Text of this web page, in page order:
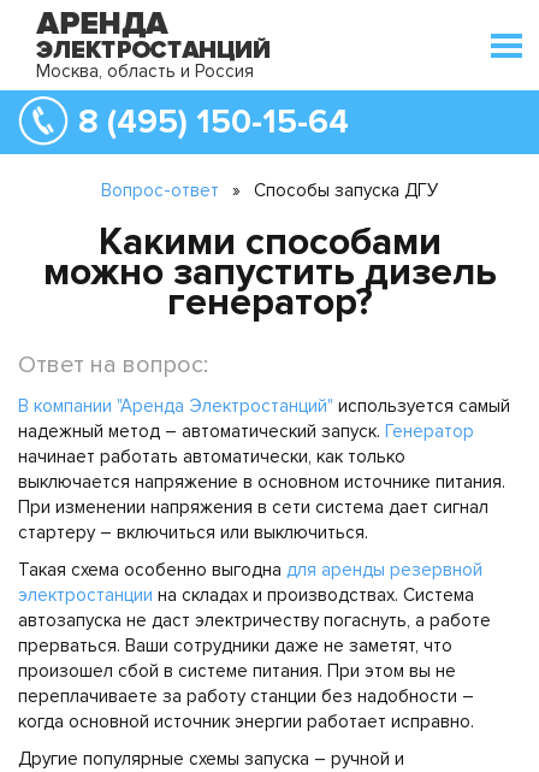
Москва, область и Россия
8 (495) 150-15-64
Вопрос-ответ » Способы запуска ДГУ
Какими способами
можно запустить дизель
генератор?
Ответ на вопрос:
В компании "Аренда Электростанций" используется самый
надежный метод – автоматический запуск. Генератор
начинает работать автоматически, как только
выключается напряжение в основном источнике питания.
При изменении напряжения в сети система дает сигнал
стартеру – включиться или выключиться.
Такая схема особенно выгодна для аренды резервной
электростанции на складах и производствах. Система
автозапуска не даст электричеству погаснуть, а работе
прерваться. Ваши сотрудники даже не заметят, что
произошел сбой в системе питания. При этом вы не
переплачиваете за работу станции без надобности –
когда основной источник энергии работает исправно.
Другие популярные схемы запуска – ручной и